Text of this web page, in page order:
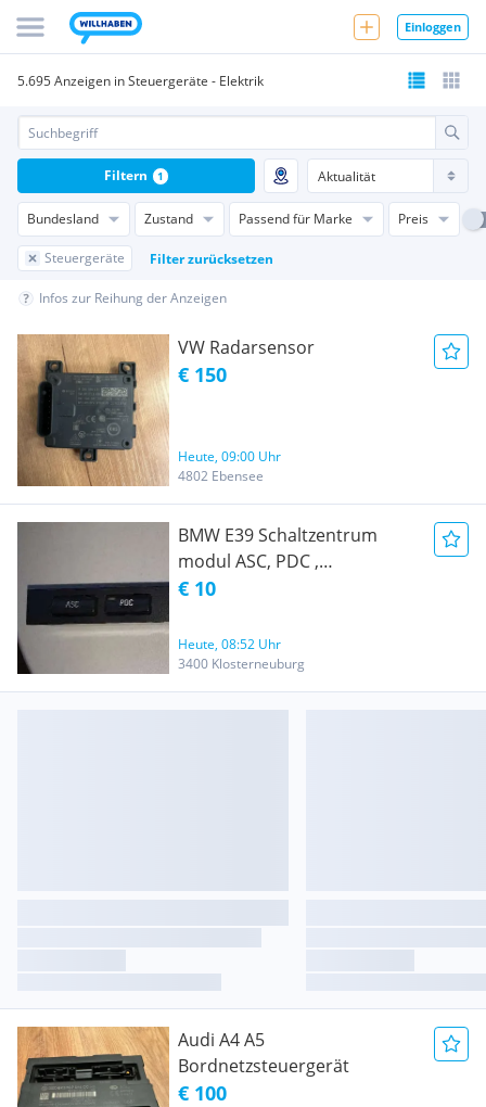
Einloggen
5.695 Anzeigen in Steuergeräte - Elektrik
Bundesland Zustand Passend für Marke Preis
Steuergeräte Filter zurücksetzen
Filtern 1
Infos zur Reihung der Anzeigen
VW Radarsensor
€ 150
Heute, 09:00 Uhr
4802 Ebensee
BMW E39 Schaltzentrum
modul ASC, PDC ,
Schalterleiste
€ 10
Heute, 08:52 Uhr
3400 Klosterneuburg
Audi A4 A5
Bordnetzsteuergerät
€ 100